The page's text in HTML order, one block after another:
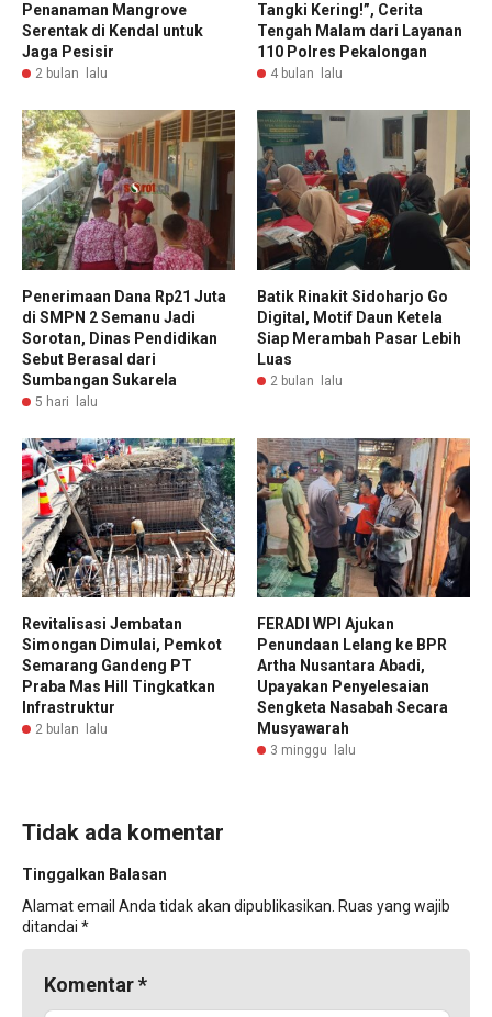
Penanaman Mangrove
Serentak di Kendal untuk
Jaga Pesisir
2 bulan lalu
Tangki Kering!”, Cerita
Tengah Malam dari Layanan
110 Polres Pekalongan
4 bulan lalu
Penerimaan Dana Rp21 Juta
di SMPN 2 Semanu Jadi
Sorotan, Dinas Pendidikan
Sebut Berasal dari
Sumbangan Sukarela
5 hari lalu
Batik Rinakit Sidoharjo Go
Digital, Motif Daun Ketela
Siap Merambah Pasar Lebih
Luas
2 bulan lalu
Revitalisasi Jembatan
Simongan Dimulai, Pemkot
Semarang Gandeng PT
Praba Mas Hill Tingkatkan
Infrastruktur
2 bulan lalu
FERADI WPI Ajukan
Penundaan Lelang ke BPR
Artha Nusantara Abadi,
Upayakan Penyelesaian
Sengketa Nasabah Secara
Musyawarah
3 minggu lalu
Tidak ada komentar
Tinggalkan Balasan
Alamat email Anda tidak akan dipublikasikan. Ruas yang wajib
ditandai *
Komentar*